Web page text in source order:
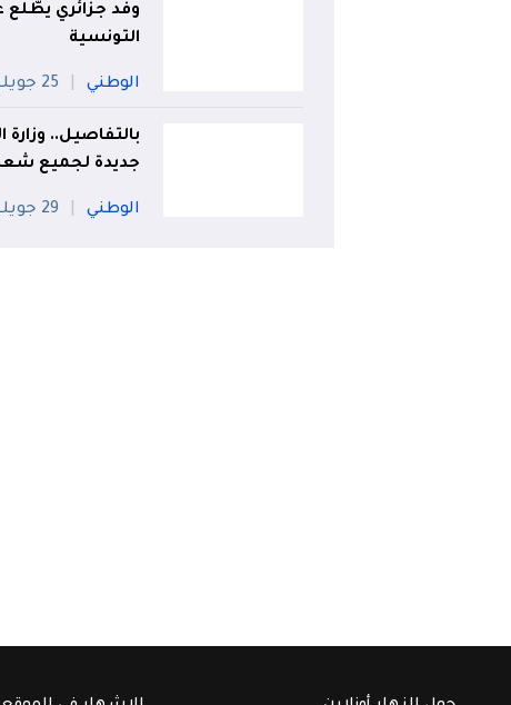
وفد جزائري
التونسية
الوطني 25 جويلية
بالتفاصيل..
جديدة لجميع شعب
الوطني 29 جويلية